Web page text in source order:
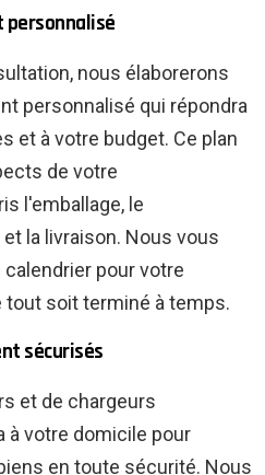
personnalisé
nous élaborerons
personnalisé qui répondra
et à votre budget. Ce plan
de votre
l'emballage, le
la livraison. Nous vous
pour votre
tout soit terminé à temps.
sécurisés
et de chargeurs
à votre domicile pour
en toute sécurité. Nous